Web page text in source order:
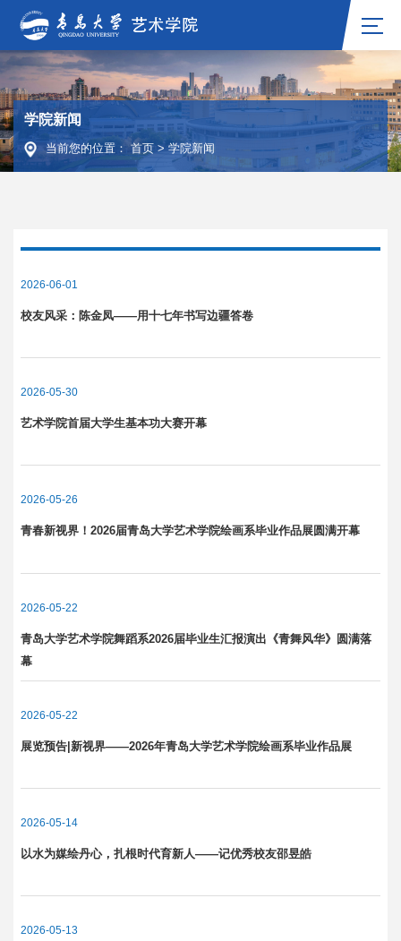
学院新闻
当前您的位置：首页 >学院新闻
2026-06-01
校友风采：陈金凤——用十七年书写边疆答卷
2026-05-30
艺术学院首届大学生基本功大赛开幕
2026-05-26
青春新视界！2026届青岛大学艺术学院绘画系毕业作品展圆满开幕
2026-05-22
青岛大学艺术学院舞蹈系2026届毕业生汇报演出《青舞风华》圆满落
幕
2026-05-22
展览预告|新视界——2026年青岛大学艺术学院绘画系毕业作品展
2026-05-14
以水为媒绘丹心，扎根时代育新人——记优秀校友邵昱皓
2026-05-13